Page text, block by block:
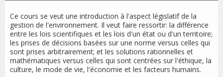
Ce cours se veut une introduction à l'aspect législatif de la
gestion de l'environnement. Il veut faire ressortir: la différence
entre les lois scientifiques et les lois d'un état ou d'un territoire;
les prises de décisions basées sur une norme versus celles qui
sont prises arbitrairement; et les solutions rationnelles et
mathématiques versus celles qui sont centrées sur l'éthique, la
culture, le mode de vie, l'économie et les facteurs humains.